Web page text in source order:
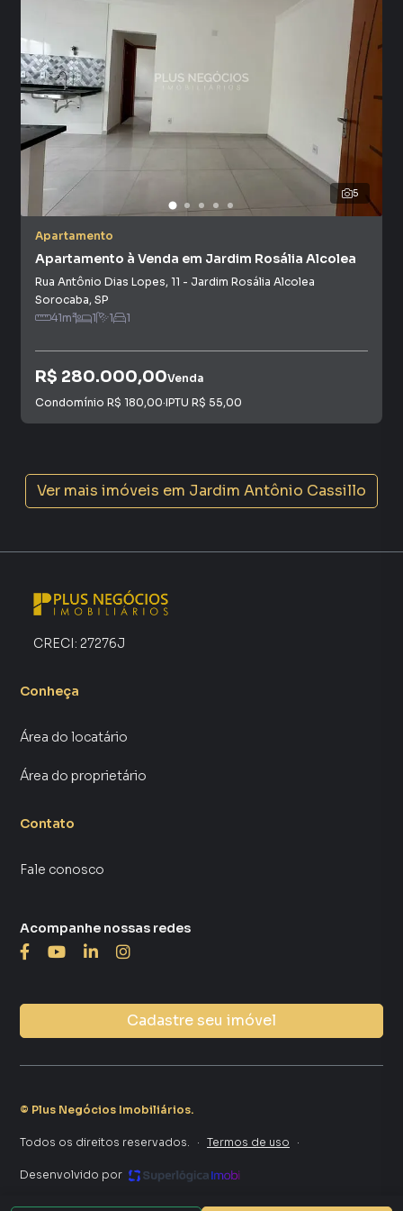
imóveis em diversas cidades do Brasil, incluindo
Votorantim.
Na Plus Negócios Imobiliários você consegue vender ou
alugar seu imóvel muito mais rápido do que em imobiliárias
tradicionais. Já vendemos e locamos diversos imóveis em
Votorantim, especialmente em Jardim Antônio Cassillo.
Isso porque temos uma equipe de marketing digital focada
em produzir campanhas específicas para Votorantim, o
que aumenta muito o número de contatos interessados e
time de programadores, corretores treinados e uma
central de atendimento preparada para atender
proprietários e inquilinos.
5
Apartamento
Apartamento à Venda em Jardim Rosália Alcolea
Rua Antônio Dias Lopes, 11 - Jardim Rosália Alcolea
Sorocaba, SP
41m² 1 1 1
R$ 280.000,00Venda
Condomínio R$ 180,00·IPTU R$ 55,00
Ver mais imóveis em Jardim Antônio Cassillo
CRECI: 27276J
Conheça
Área do locatário
Área do proprietário
Contato
Fale conosco
Cadastre seu imóvel
Acompanhe nossas redes
© Plus Negócios Imobiliários.
Todos os direitos reservados. · Termos de uso ·
Desenvolvido por